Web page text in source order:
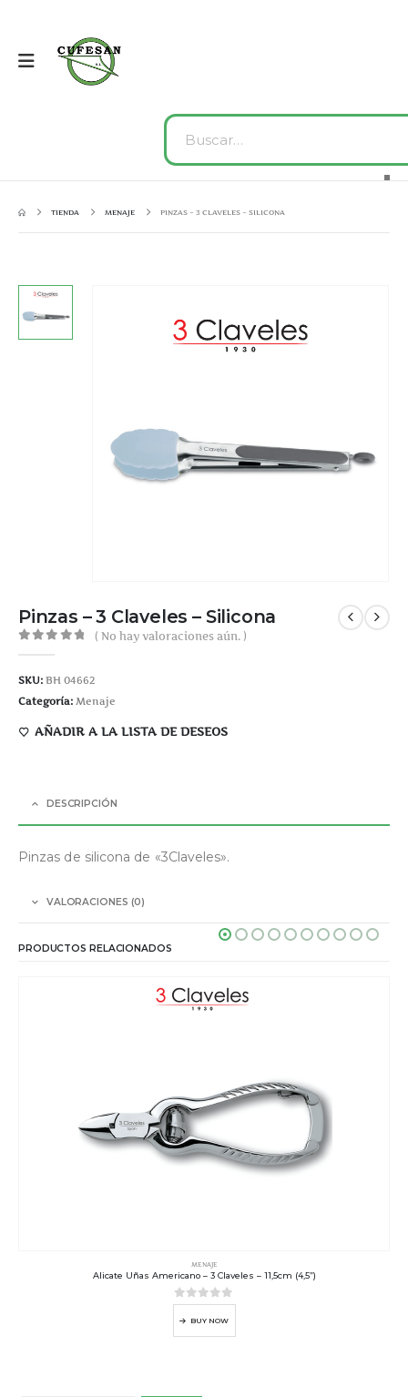
TIENDA MENAJE PINZAS – 3 CLAVELES – SILICONA
Pinzas – 3 Claveles – Silicona
( No hay valoraciones aún. )
SKU: BH 04662
Categoría: Menaje
AÑADIR A LA LISTA DE DESEOS
DESCRIPCIÓN
Pinzas de silicona de «3Claveles».
VALORACIONES (0)
PRODUCTOS RELACIONADOS
MENAJE
Alicate Uñas Americano – 3 Claveles – 11,5cm (4,5”)
0out of 5
BUY NOW